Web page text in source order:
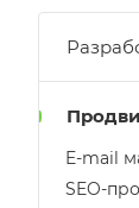
E-mail
SEO-